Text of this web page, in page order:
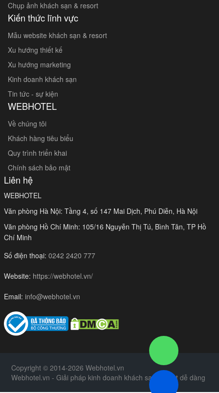
Chụp ảnh khách sạn & resort
Kiến thức lĩnh vực
Mẫu website khách sạn & resort
Xu hướng thiết kế
Xu hướng marketing
Kinh doanh khách sạn
Tin tức - sự kiện
WEBHOTEL
Về chúng tôi
Khách hàng tiêu biểu
Quy trình triển khai
Chính sách bảo mật
Liên hệ
WEBHOTEL
Văn phòng Hà Nội: Tầng 4, số 147 Mai Dịch, Phú Diễn, Hà Nội
Văn phòng Hồ Chí Minh: 105/16 Nguyễn Thị Tú, Bình Tân, TP Hồ
Chí Minh
Số điện thoại: 0242 2420 777
Website: https://webhotel.vn/
Email: info@webhotel.vn
Copyright © 2014-2026 Webhotel.vn
Webhotel.vn - Giải pháp kinh doanh khách sạn, resort dễ dàng